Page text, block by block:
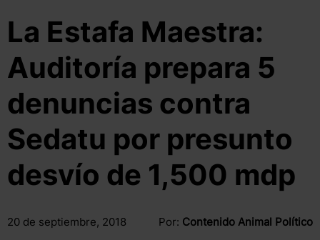
La Estafa Maestra:
Auditoría prepara 5
denuncias contra
Sedatu por presunto
desvío de 1,500 mdp
20 de septiembre, 2018 Por: Contenido Animal Político